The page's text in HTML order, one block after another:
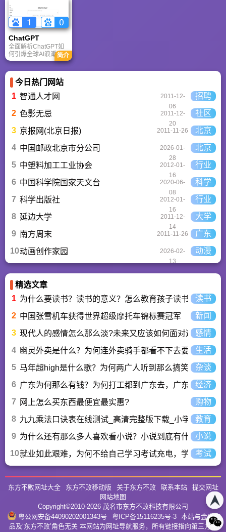
ChatGPT‌
全面解析ChatGPT如
何引爆全球AI浪潮！
通俗讲解神经网络、
Transformer与RLHF
核心技术，带您轻松
看懂大语言模型如何
重塑未来。
简介
今日热门网站
1 智通人才网
2011-12-
06
招聘
2 色影无忌
2011-12-
20
社区
3 京报网(北京日报) 2011-11-26
北京
4 中国邮政北京市分公司
2026-01-
28
北京
5 中塑料加工工业协会
2012-01-
16
行业
6 中国科学院国家天文台
2020-06-
08
科学
7 科学出版社
2012-01-
16
行业
8 延边大学
2011-12-
14
大学
9 南方周末 2011-11-26
广东
10动画创作家园
2026-02-
13
动漫
精选文章
1 为什么要读书？读书的意义？怎么教育孩子读书？读书
2 中国张雪机车获得世界超级摩托车锦标赛冠军
新闻
3 现代人的感情怎么那么淡?未来又应该如何面对这人情淡
感情
4 幽灵外卖是什么？为何连外卖骑手都看不下去要举报？
生活
5 马年超high是什么歌？为何两广人听到那么搞笑？马超
杂谈
6 广东为何那么有钱？为何打工都到广东去，广东连续37年
经济
7
网上怎么买东西最便宜最实惠?
购物
8 九九乘法口诀表在线测试_高清完整版下载_小学数学口算
教育
9 为什么还有那么多人喜欢看小说？小说到底有什么魅力长
小说
10就业如此艰难，为何不给自己学习考试充电，学一技之长
考试
东方不败网址大全 东方不败移动版 关于东方不败 联系本站
提交网址
网站地图
Copyright©2010-2026 茂名市东方不败科技有限公司
粤公网安备44090202001343号
粤ICP备15116235号-3 本站与金庸作
品及‘东方不败’角色无关 本网站为网址导航服务，所有链接指向第三方平